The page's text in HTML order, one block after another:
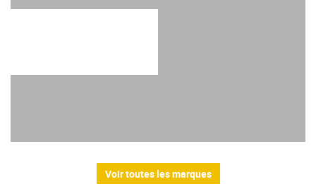
Voir toutes les marques